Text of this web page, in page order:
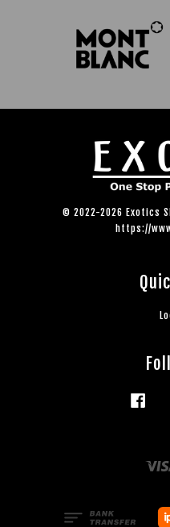
© 2022-2026 Exotics
https://